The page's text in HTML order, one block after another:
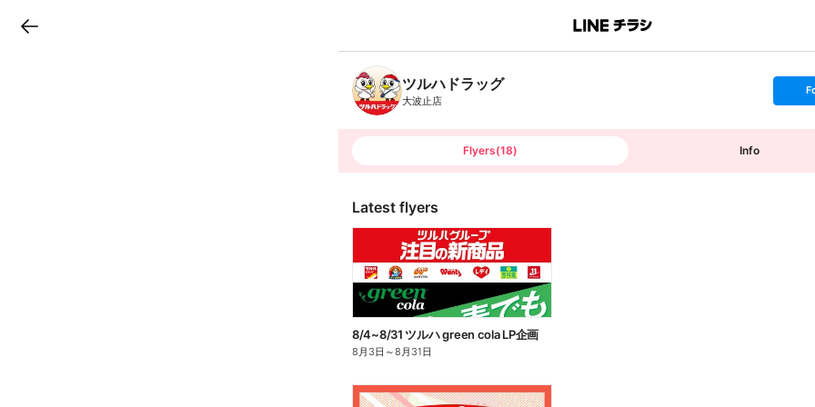
B
n
c
h
T
ツルハドラッグ
大波止店
s
t
o
Flyers(18) Info
Latest flyers
8/4~8/31 ツルハ green cola LP企画
8月3日 ～8月31日